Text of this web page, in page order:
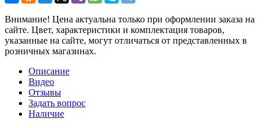
Внимание! Цена актуальна только при оформлении заказа на
сайте. Цвет, характеристики и комплектация товаров,
указанные на сайте, могут отличаться от представленных в
розничных магазинах.
Описание
Видео
Отзывы
Задать вопрос
Наличие